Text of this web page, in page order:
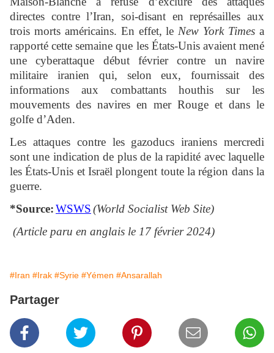
directes contre l’Iran, soi-disant en représailles aux
trois morts américains. En effet, le New York Times a
rapporté cette semaine que les États-Unis avaient mené
une cyberattaque début février contre un navire
militaire iranien qui, selon eux, fournissait des
informations aux combattants houthis sur les
mouvements des navires en mer Rouge et dans le
golfe d’Aden.
Les attaques contre les gazoducs iraniens mercredi
sont une indication de plus de la rapidité avec laquelle
les États-Unis et Israël plongent toute la région dans la
guerre.
*Source:WSWS(World Socialist Web Site)
(Article paru en anglais le 17 février 2024)
#Iran #Irak #Syrie #Yémen #Ansarallah
Partager